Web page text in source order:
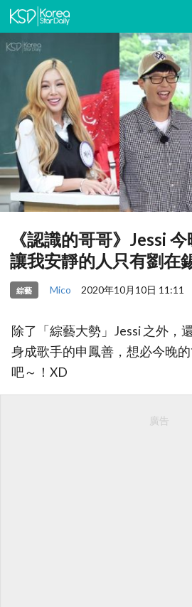
《認識的哥哥》Jessi
讓我安靜的人只有劉在
綜藝 Mico 2020年10月10日 11:11
除了「綜藝大勢」Jessi 之外，
身成歌手的申鳳善，想必今晚
吧～！XD
廣告